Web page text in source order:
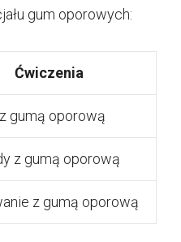
gum oporowych:
Ćwiczenia
gumą oporową
z gumą oporową
z gumą oporową